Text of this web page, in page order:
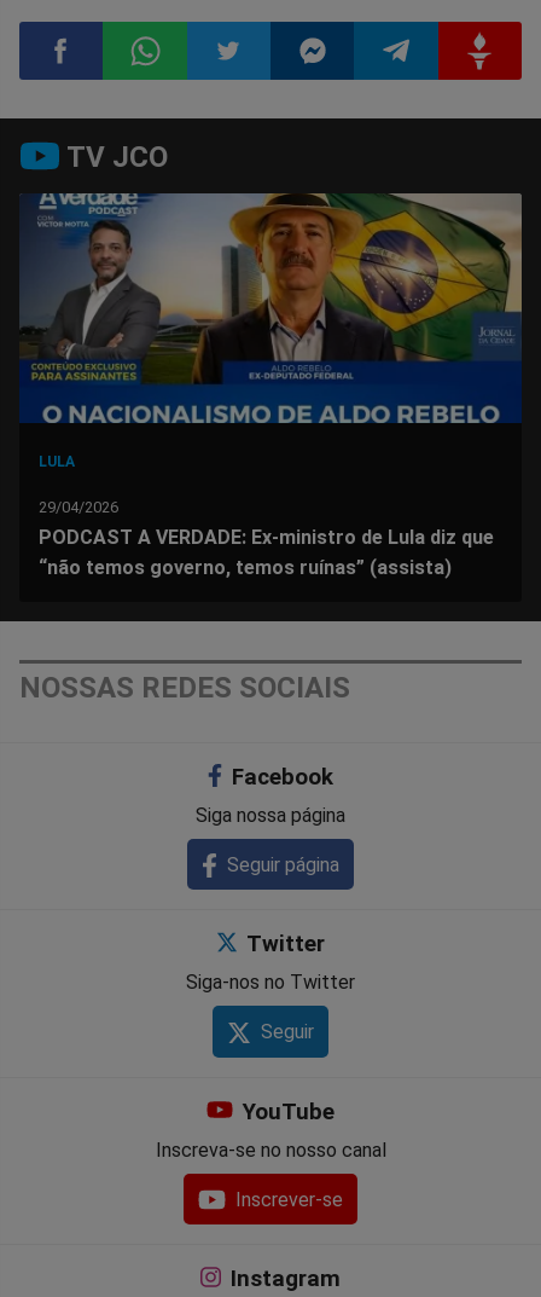
Compartilhar
no
Facebook
no
Whatsapp
no
Twitter
no
Messenger
no
Telegram
no
Gettr
TV JCO
LULA
29/04/2026
PODCAST A VERDADE: Ex-ministro de Lula diz que
“não temos governo, temos ruínas” (assista)
NOSSAS REDES SOCIAIS
Facebook
Siga nossa página
Seguir página
Twitter
Siga-nos no Twitter
Seguir
YouTube
Inscreva-se no nosso canal
Inscrever-se
Instagram